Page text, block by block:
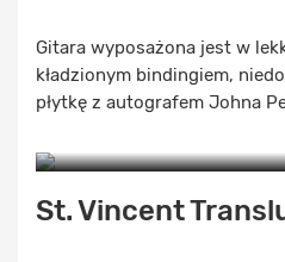
Gitara wyposażona jest w
kładzionym bindingiem,
płytkę z autografem Johna
St. Vincent